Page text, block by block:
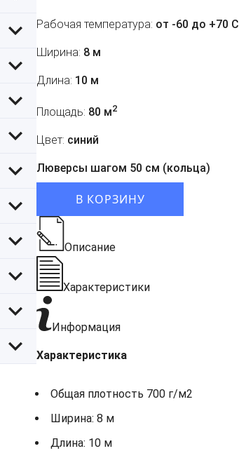
Рабочая температура: от -60 до +70 C
Ширина: 8 м
Длина: 10 м
Площадь: 80 м2
Цвет: синий
Люверсы шагом 50 см (кольца)
В КОРЗИНУ
Описание
Характеристики
Информация
Характеристика
Общая плотность 700 г/м2
Ширина: 8 м
Длина: 10 м